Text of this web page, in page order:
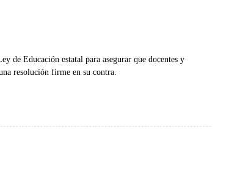
de Educación estatal para asegurar que docentes y
resolución firme en su contra.